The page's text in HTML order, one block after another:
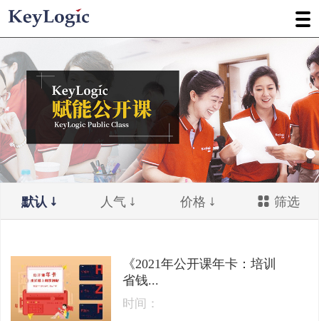
默认 人气 价格 筛选
《2021年公开课年卡：培训
省钱...
时间：